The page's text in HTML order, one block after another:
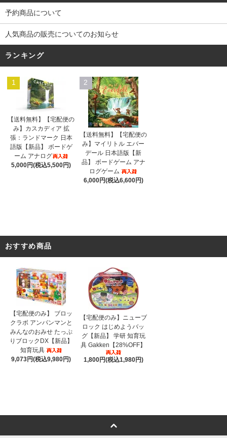
予約商品について
人気商品の販売についてのお知らせ
ランキング
1
【送料無料】【宅配便の
み】カスカディア 拡
張：ランドマーク 日本
語版【新品】 ボードゲ
ーム アナログ
5,000円(税込5,500円)
2
【送料無料】【宅配便の
み】マイリトル エバー
デール 日本語版【新
品】 ボードゲーム アナ
ログゲーム
6,000円(税込6,600円)
おすすめ商品
【宅配便のみ】 ブロッ
クラボ アンパンマンと
みんなのおみせ たっぷ
りブロックDX【新品】
知育玩具
9,073円(税込9,980円)
【宅配便のみ】ニューブ
ロック はじめようバッ
グ【新品】 学研 知育玩
具 Gakken【28%OFF】
1,800円(税込1,980円)